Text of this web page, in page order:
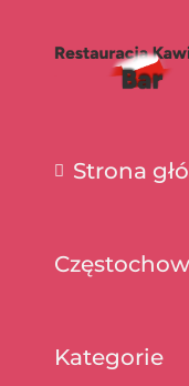
Strona
Kategorie